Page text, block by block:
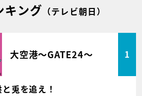
キング （テレビ朝日）
大空港～GATE24～ 1
兎を追え！